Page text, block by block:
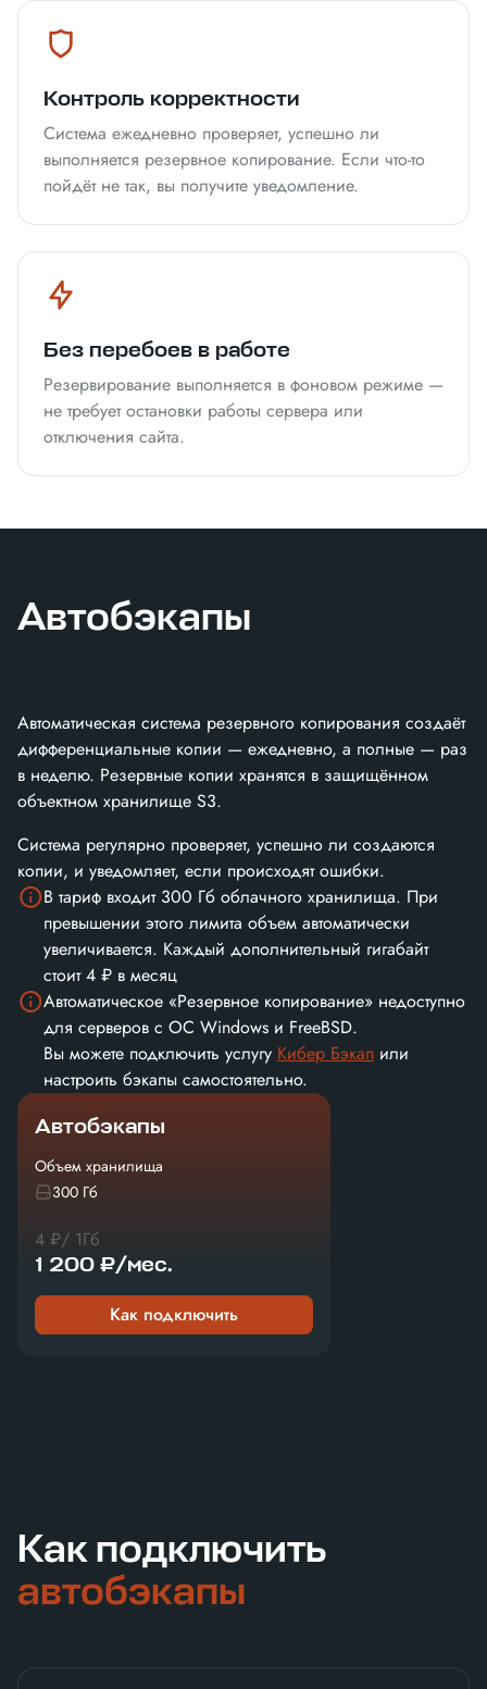
Контроль корректности
Система ежедневно проверяет, успешно ли
выполняется резервное копирование. Если что-то
пойдёт не так, вы получите уведомление.
Без перебоев в работе
Резервирование выполняется в фоновом режиме —
не требует остановки работы сервера или
отключения сайта.
Автобэкапы
Автоматическая система резервного копирования создаёт
дифференциальные копии — ежедневно, а полные — раз
в неделю. Резервные копии хранятся в защищённом
объектном хранилище S3.
Система регулярно проверяет, успешно ли создаются
копии, и уведомляет, если происходят ошибки.
В тариф входит 300 Гб облачного хранилища. При
превышении этого лимита объем автоматически
увеличивается. Каждый дополнительный гигабайт
стоит 4 ₽ в месяц
Автоматическое «Резервное копирование» недоступно
для серверов с ОС Windows и FreeBSD.
Вы можете подключить услугу Кибер Бэкап или
настроить бэкапы самостоятельно.
Автобэкапы
Объем хранилища
300 Гб
4 ₽/ 1Гб
1 200 ₽/мес.
Как подключить
Как подключить
автобэкапы